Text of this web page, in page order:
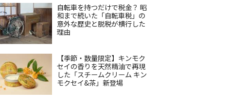
自転車を持つだけで税金？ 昭
和まで続いた「自転車税」の
意外な歴史と脱税が横行した
理由
【季節・数量限定】キンモク
セイの香りを天然精油で再現
した「スチームクリーム キン
モクセイ&茶」新登場